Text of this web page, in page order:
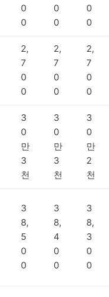
0
0
0
0
0
0
2,
7
0
0
2,
7
0
0
2,
7
0
0
3
0
만
3
천
3
0
만
3
천
3
0
만
2
천
3
8,
5
0
0
3
8,
4
0
0
3
8,
3
0
0